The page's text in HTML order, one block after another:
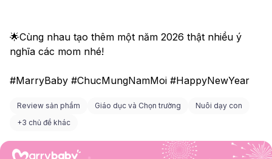
🌟Cùng nhau tạo thêm một năm 2026 thật nhiều ý
nghĩa các mom nhé!
#MarryBaby #ChucMungNamMoi #HappyNewYear
Review sản phẩm Giáo dục và Chọn trường
Nuôi dạy con
+3 chủ đề khác